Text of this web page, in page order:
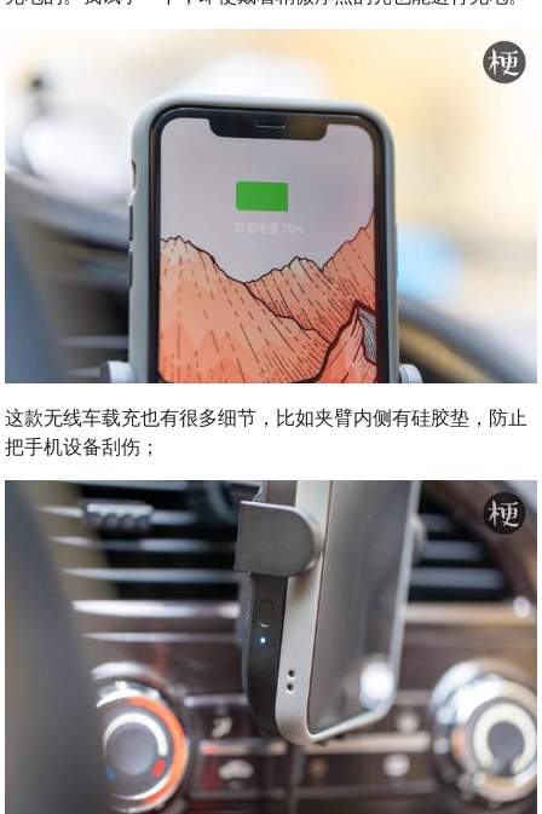
这款无线车载充也有很多细节，比如夹臂内侧有硅胶垫，防止
把手机设备刮伤；